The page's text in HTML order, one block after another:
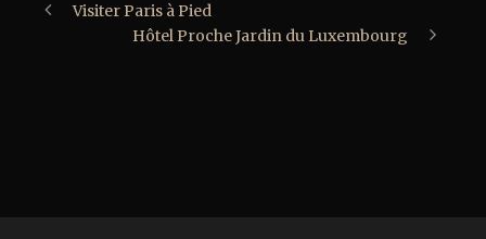
Visiter Paris à Pied
Hôtel Proche Jardin du Luxembourg